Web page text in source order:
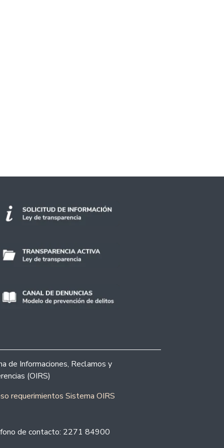
de Informaciones, Reclamos y
(OIRS)
requerimientos Sistema OIRS
de contacto: 2271 84900